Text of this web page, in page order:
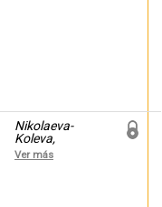
Magdalena;
MATTEO;
Mastrocola,
Elena; Zucchi,
Sara
Nikolaeva-
Koleva,
Magdalena;
Butron, Laura;
Ver más